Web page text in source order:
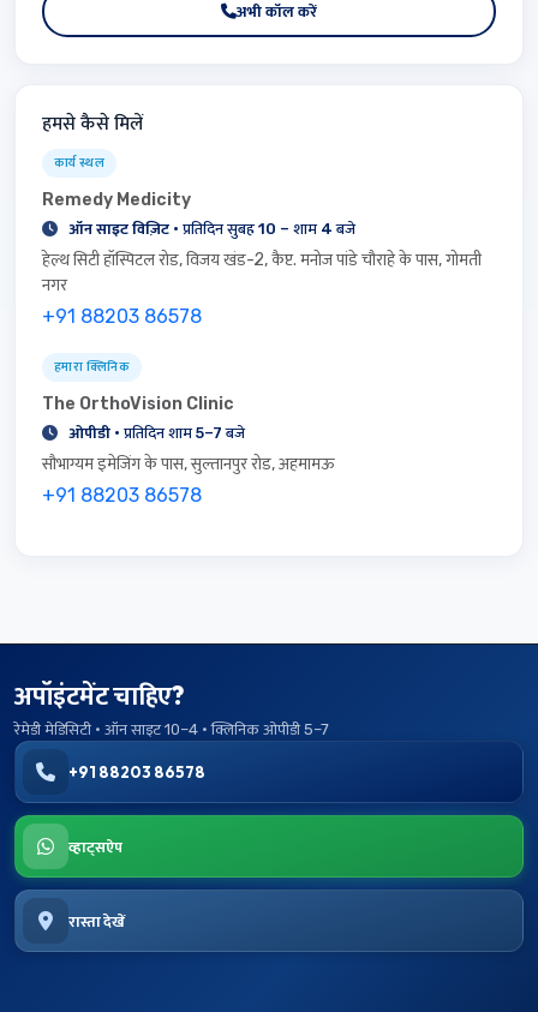
अभी कॉल करें
हमसे कैसे मिलें
कार्य स्थल
Remedy Medicity
ऑन साइट विज़िट · प्रतिदिन सुबह 10 – शाम 4 बजे
हेल्थ सिटी हॉस्पिटल रोड, विजय खंड-2, कैप्ट. मनोज पांडे चौराहे के पास, गोमती
नगर
+91 88203 86578
हमारा क्लिनिक
The OrthoVision Clinic
ओपीडी · प्रतिदिन शाम 5–7 बजे
सौभाग्यम इमेजिंग के पास, सुल्तानपुर रोड, अहमामऊ
+91 88203 86578
अपॉइंटमेंट चाहिए?
रेमेडी मेडिसिटी · ऑन साइट 10–4 · क्लिनिक ओपीडी 5–7
+91 88203 86578
व्हाट्सऐप
रास्ता देखें